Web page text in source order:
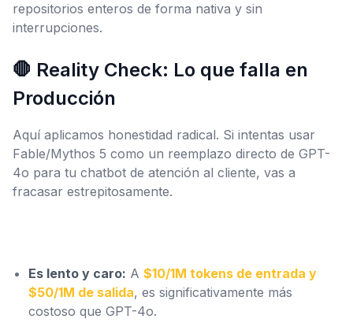
repositorios enteros de forma nativa y sin
interrupciones.
🛑 Reality Check: Lo que falla en
Producción
Aquí aplicamos honestidad radical. Si intentas usar
Fable/Mythos 5 como un reemplazo directo de GPT-
4o para tu chatbot de atención al cliente, vas a
fracasar estrepitosamente.
Es lento y caro: A $10/1M tokens de entrada y
$50/1M de salida, es significativamente más
costoso que GPT-4o.